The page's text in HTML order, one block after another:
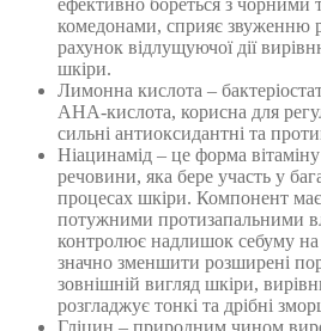
комедонами, сприяє звуженню
рахунок відлущуючої дії
шкіри.
Лимонна кислота –
AHA-кислота, корисна для
сильні антиоксидантні та
Ніацинамід – це форма
речовини, яка бере участь у
процесах шкіри. Компонент має
потужними протизапальними
контролює надлишок себуму
значно зменшити розширені
зовнішній вигляд шкіри,
розгладжує тонкі та дрібні
Гліцин – природним чином